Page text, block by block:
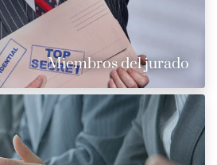
Miembros del jurado